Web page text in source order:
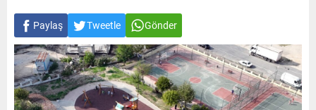
Paylaş Tweetle Gönder